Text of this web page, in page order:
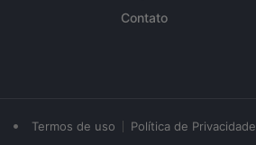
Contato
• Termos de uso Política de Privacidade